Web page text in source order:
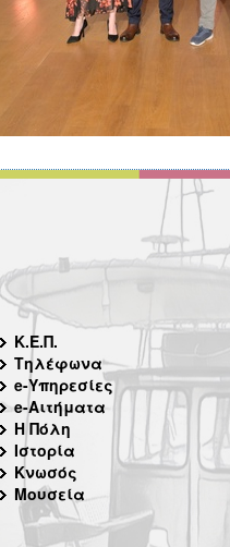
Κ.Ε.Π.
Τηλέφωνα
e-Υπηρεσίες
e-Αιτήματα
Η Πόλη
Ιστορία
Κνωσός
Μουσεία